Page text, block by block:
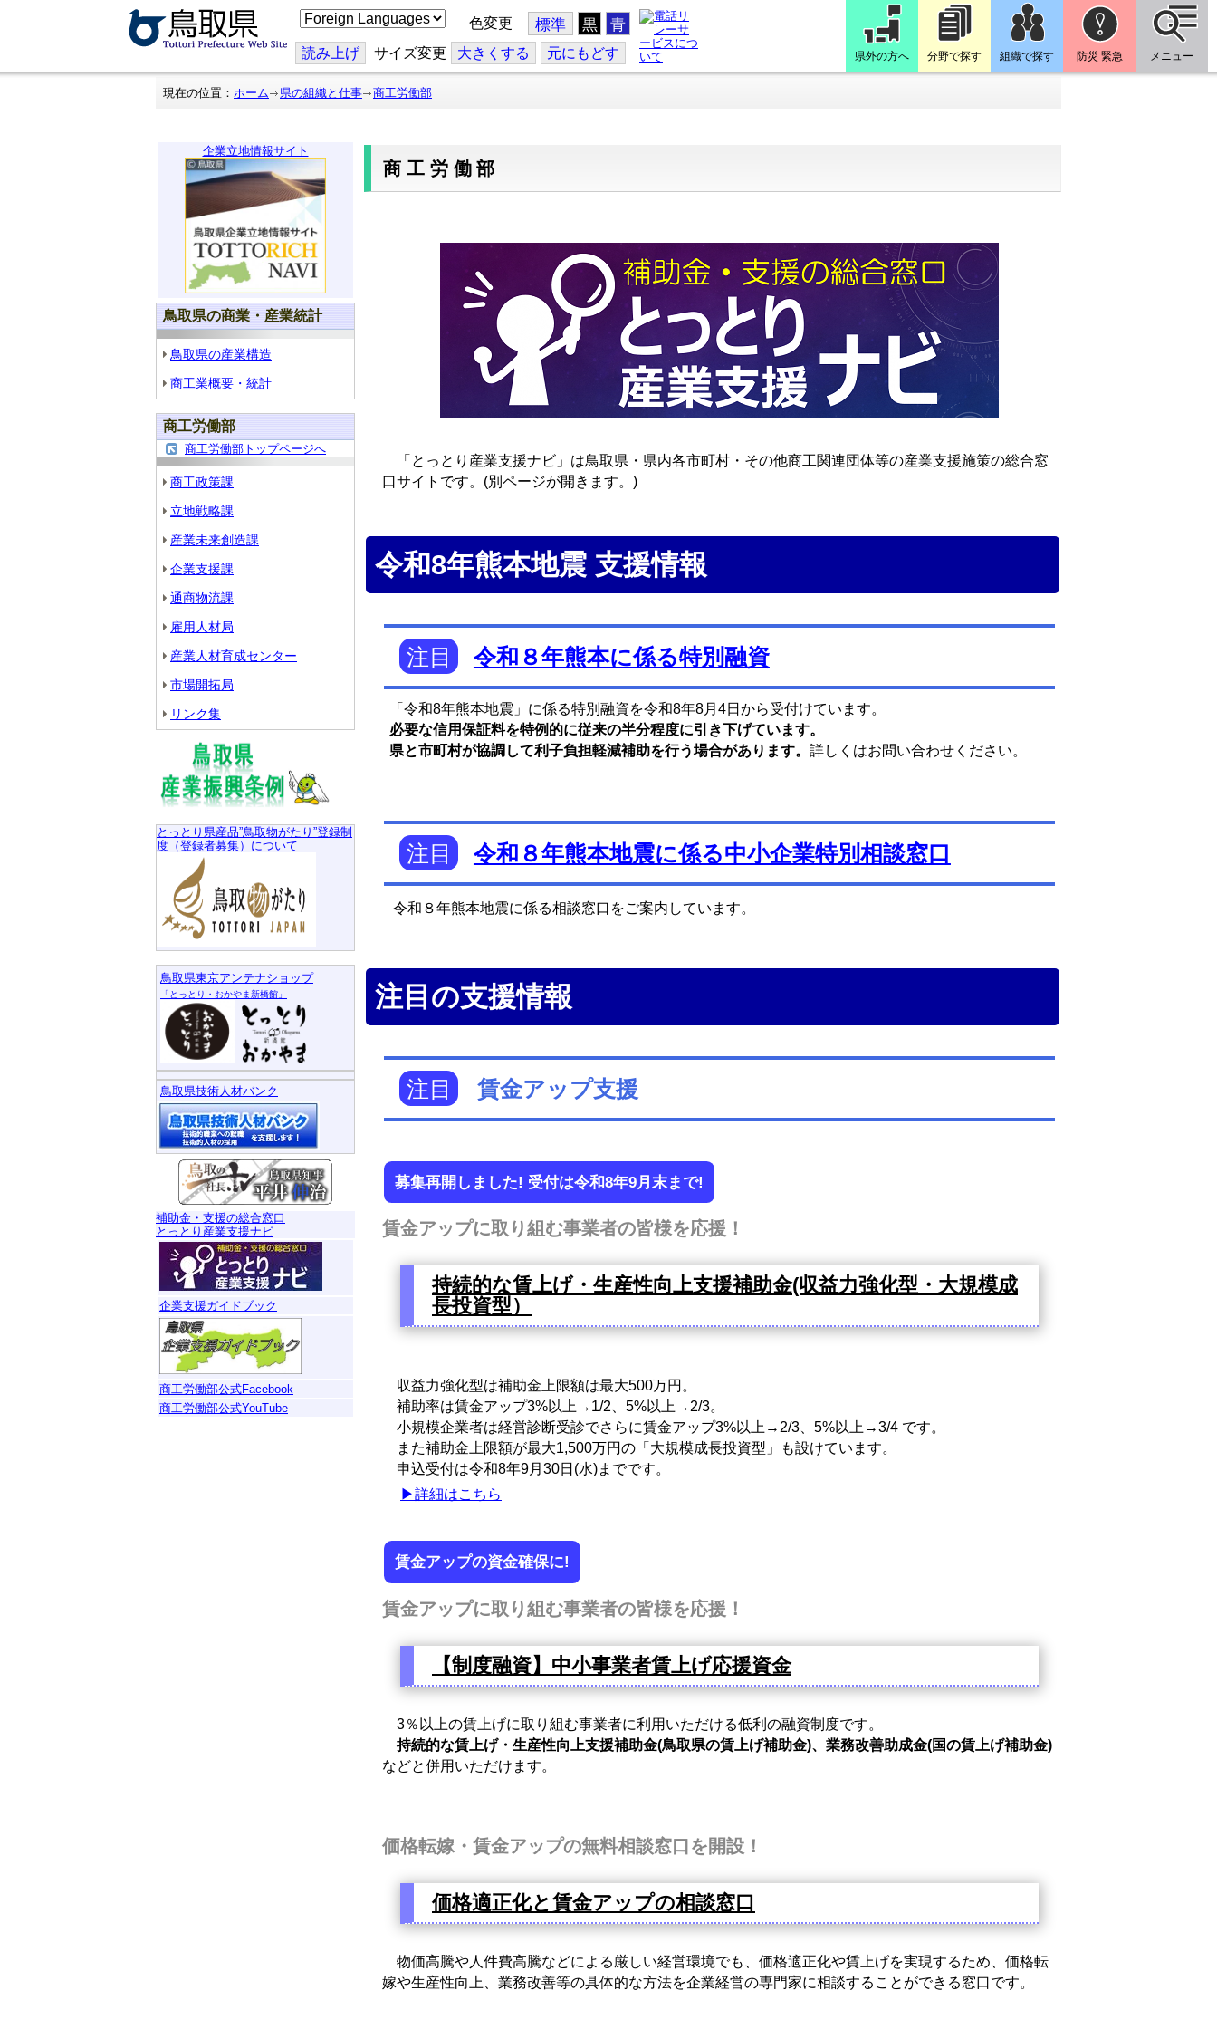
こ
の
ジ
を
翻
色変更 標準 黒 青
読み上げ サイズ変更 大きくする 元にもどす 県外の方へ 分野で探す 組織で探す 防災 緊急 メニュー
現在の位置： ホーム 県の組織と仕事 商工労働部
企業立地情報サイト
鳥取県の商業・産業統計
鳥取県の産業構造
商工業概要・統計
商工労働部
商工労働部トップページへ
商工政策課
立地戦略課
産業未来創造課
企業支援課
通商物流課
雇用人材局
産業人材育成センター
市場開拓局
リンク集
とっとり県産品”鳥取物がたり”登録制
度（登録者募集）について
鳥取県東京アンテナショップ
「とっとり・おかやま新橋館」
鳥取県技術人材バンク
補助金・支援の総合窓口
とっとり産業支援ナビ
企業支援ガイドブック
商工労働部公式Facebook
商工労働部公式YouTube
商工労働部
「とっとり産業支援ナビ」は鳥取県・県内各市町村・その他商工関連団体等の産業支援施策の総合窓
口サイトです。(別ページが開きます。)
令和8年熊本地震 支援情報
注目 令和８年熊本に係る特別融資
「令和8年熊本地震」に係る特別融資を令和8年8月4日から受付けています。
必要な信用保証料を特例的に従来の半分程度に引き下げています。
県と市町村が協調して利子負担軽減補助を行う場合があります。 詳しくはお問い合わせください。
注目 令和８年熊本地震に係る中小企業特別相談窓口
令和８年熊本地震に係る相談窓口をご案内しています。
注目の支援情報
注目 賃金アップ支援
募集再開しました! 受付は令和8年9月末まで!
賃金アップに取り組む事業者の皆様を応援！
持続的な賃上げ・生産性向上支援補助金(収益力強化型・大規模成
長投資型）
収益力強化型は補助金上限額は最大500万円。
補助率は賃金アップ3%以上→1/2、5%以上→2/3。
小規模企業者は経営診断受診でさらに賃金アップ3%以上→2/3、5%以上→3/4 です。
また補助金上限額が最大1,500万円の「大規模成長投資型」も設けています。
申込受付は令和8年9月30日(水)までです。
▶詳細はこちら
賃金アップの資金確保に!
賃金アップに取り組む事業者の皆様を応援！
【制度融資】中小事業者賃上げ応援資金
3％以上の賃上げに取り組む事業者に利用いただける低利の融資制度です。
持続的な賃上げ・生産性向上支援補助金(鳥取県の賃上げ補助金)、業務改善助成金(国の賃上げ補助金)
などと併用いただけます。
価格転嫁・賃金アップの無料相談窓口を開設！
価格適正化と賃金アップの相談窓口
物価高騰や人件費高騰などによる厳しい経営環境でも、価格適正化や賃上げを実現するため、価格転
嫁や生産性向上、業務改善等の具体的な方法を企業経営の専門家に相談することができる窓口です。